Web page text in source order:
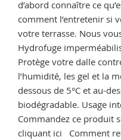
d’abord connaître ce
comment l’entretenir si
votre terrasse. Nous
Hydrofuge
Protège votre dalle
l’humidité, les gel et la
dessous de 5°C et au-
biodégradable. Usage
Commandez ce produit
cliquant ici Comment